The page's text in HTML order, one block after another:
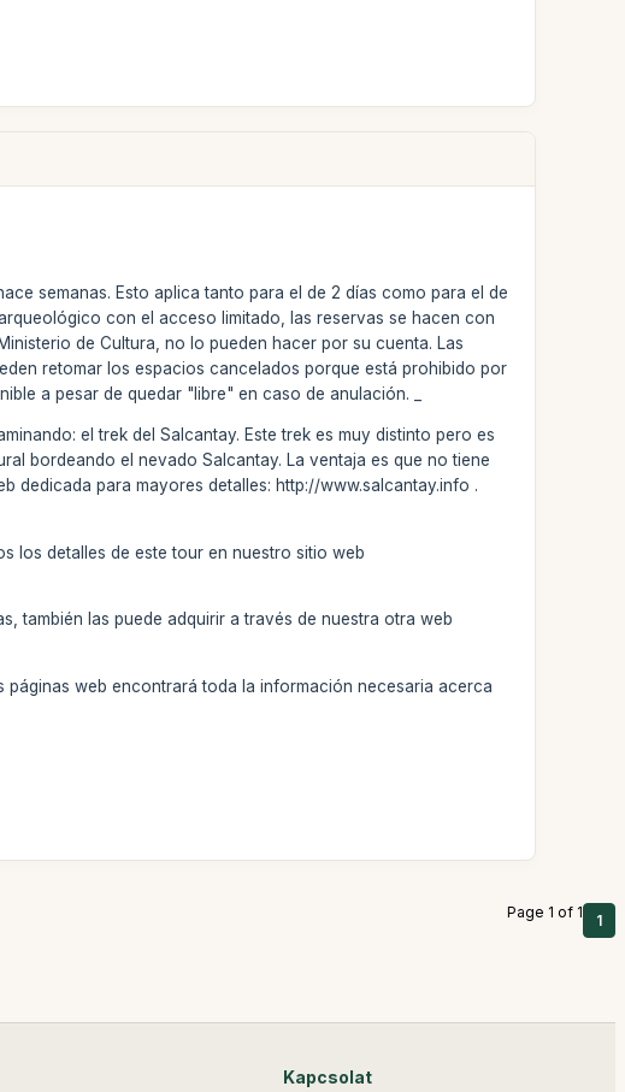
semanas. Esto aplica tanto para el de 2 días como para el de
con el acceso limitado, las reservas se hacen con
de Cultura, no lo pueden hacer por su cuenta. Las
retomar los espacios cancelados porque está prohibido por
a pesar de quedar "libre" en caso de anulación. _
el trek del Salcantay. Este trek es muy distinto pero es
bordeando el nevado Salcantay. La ventaja es que no tiene
dedicada para mayores detalles: http://www.salcantay.info .
los detalles de este tour en nuestro sitio web
también las puede adquirir a través de nuestra otra web
web encontrará toda la información necesaria acerca
Page 1 of 1 1
Kapcsolat